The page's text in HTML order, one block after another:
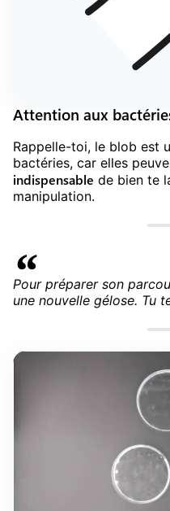
Attention aux
Rappelle-toi, le blob est
bactéries, car elles
indispensable de bien te
manipulation.
Pour préparer son
une nouvelle gélose. Tu